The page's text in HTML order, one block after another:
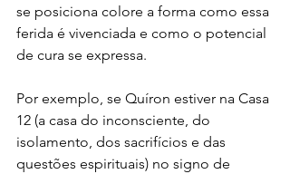
se posiciona colore a forma como essa
ferida é vivenciada e como o potencial
de cura se expressa.
Por exemplo, se Quíron estiver na Casa
12 (a casa do inconsciente, do
isolamento, dos sacrifícios e das
questões espirituais) no signo de